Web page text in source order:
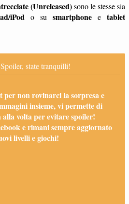
(Unreleased)sono le stesse sia
iPod o su smartphone e tablet
state tranquilli!
per non rovinarci la sorpresa e
insieme, vi permette di
volta per evitare spoiler!
e rimani sempre aggiornato
livelli e giochi!